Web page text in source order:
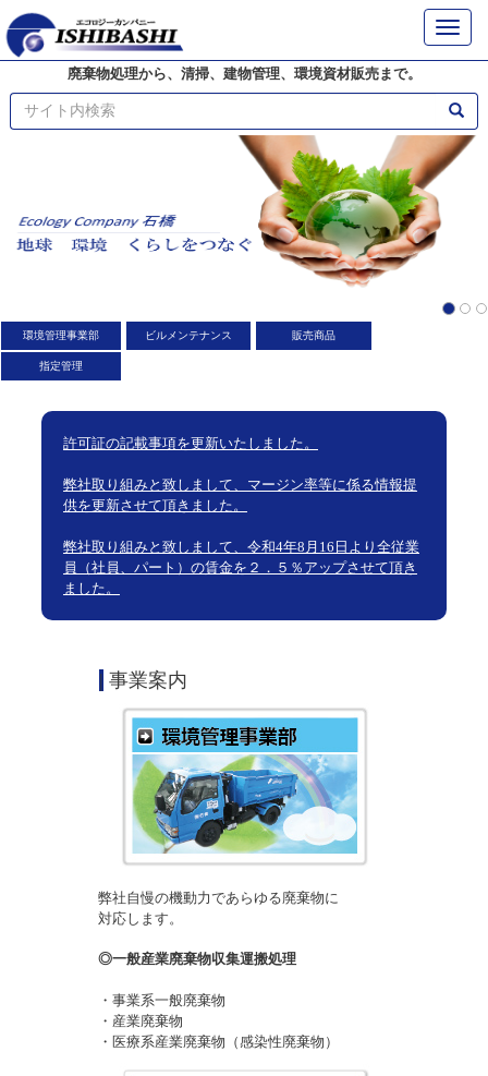
Toggle
廃棄物処理から、清掃、建物管理、環境資材販売まで。
環境管理事業部 ビルメンテナンス 販売商品
指定管理
許可証の記載事項を更新いたしました。
弊社取り組みと致しまして、マージン率等に係る情報提
供を更新させて頂きました。
弊社取り組みと致しまして、令和4年8月16日より全従業
員（社員、パート）の賃金を２．５％アップさせて頂き
ました。
| 事業案内
弊社自慢の機動力であらゆる廃棄物に
対応します。
◎一般産業廃棄物収集運搬処理
・事業系一般廃棄物
・産業廃棄物
・医療系産業廃棄物（感染性廃棄物）